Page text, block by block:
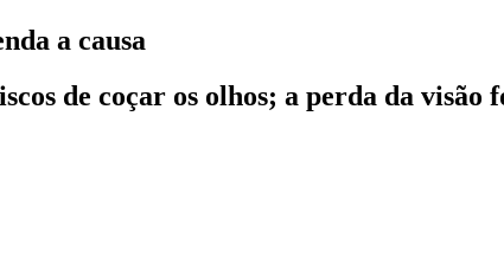
a causa
de coçar os olhos; a perda da visão